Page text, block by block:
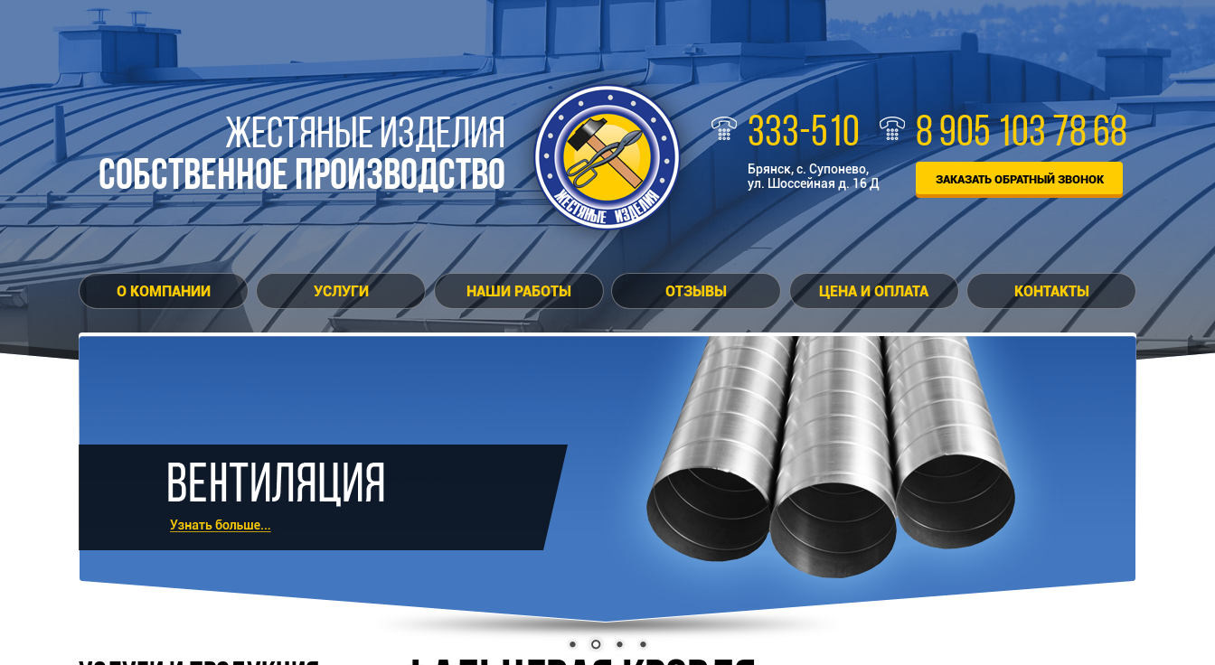
ЖЕСТЯНЫЕ ИЗДЕЛИЯ
СОБСТВЕННОЕ ПРОИЗВОДСТВО
333-510 8 905 103 78 68
Брянск, с. Супонево,
ул. Шоссейная д. 16 Д
ЗАКАЗАТЬ ОБРАТНЫЙ ЗВОНОК
О КОМПАНИИ УСЛУГИ НАШИ РАБОТЫ ОТЗЫВЫ ЦЕНА И ОПЛАТА КОНТАКТЫ